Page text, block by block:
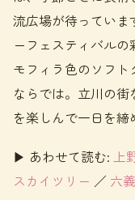
流広場が待っていま
ーフェスティバル
モフィラ色のソフ
ならでは。立川の
を楽しんで一日を締
▶ あわせて読む: 上
スカイツリー ／ 六